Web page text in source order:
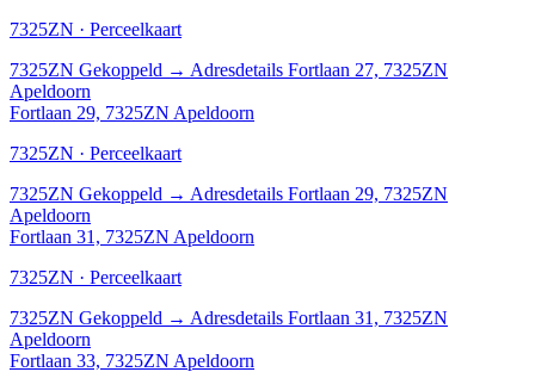
7325ZN · Perceelkaart
7325ZN Gekoppeld → Adresdetails Fortlaan 27, 7325ZN
Apeldoorn
Fortlaan 29, 7325ZN Apeldoorn
7325ZN · Perceelkaart
7325ZN Gekoppeld → Adresdetails Fortlaan 29, 7325ZN
Apeldoorn
Fortlaan 31, 7325ZN Apeldoorn
7325ZN · Perceelkaart
7325ZN Gekoppeld → Adresdetails Fortlaan 31, 7325ZN
Apeldoorn
Fortlaan 33, 7325ZN Apeldoorn